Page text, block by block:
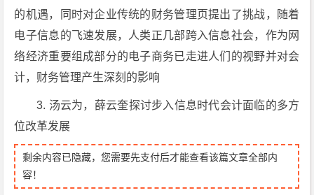
的机遇，同时对企业传统的财务管理页提出了挑战，随着
电子信息的飞速发展，人类正几部跨入信息社会，作为网
络经济重要组成部分的电子商务已走进人们的视野并对会
计，财务管理产生深刻的影响
3. 汤云为，薛云奎探讨步入信息时代会计面临的多方
位改革发展
剩余内容已隐藏，您需要先支付后才能查看该篇文章全部内
容！